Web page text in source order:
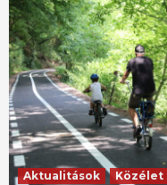
Aktualitások Közélet